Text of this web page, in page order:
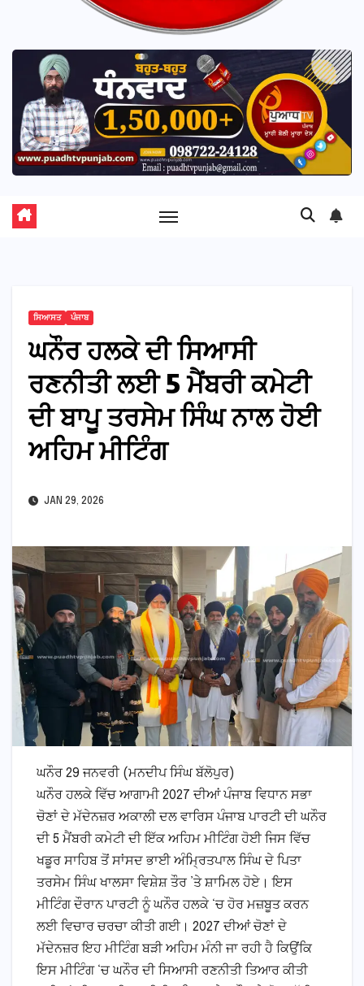
ਸਿਆਸਤ ਪੰਜਾਬ
ਘਨੌਰ ਹਲਕੇ ਦੀ ਸਿਆਸੀ
ਰਣਨੀਤੀ ਲਈ 5 ਮੈਂਬਰੀ ਕਮੇਟੀ
ਦੀ ਬਾਪੂ ਤਰਸੇਮ ਸਿੰਘ ਨਾਲ ਹੋਈ
ਅਹਿਮ ਮੀਟਿੰਗ
JAN 29, 2026
ਘਨੌਰ 29 ਜਨਵਰੀ (ਮਨਦੀਪ ਸਿੰਘ ਬੱਲੋਪੁਰ)
ਘਨੌਰ ਹਲਕੇ ਵਿੱਚ ਆਗਾਮੀ 2027 ਦੀਆਂ ਪੰਜਾਬ ਵਿਧਾਨ ਸਭਾ
ਚੋਣਾਂ ਦੇ ਮੱਦੇਨਜ਼ਰ ਅਕਾਲੀ ਦਲ ਵਾਰਿਸ ਪੰਜਾਬ ਪਾਰਟੀ ਦੀ ਘਨੌਰ
ਦੀ 5 ਮੈਂਬਰੀ ਕਮੇਟੀ ਦੀ ਇੱਕ ਅਹਿਮ ਮੀਟਿੰਗ ਹੋਈ ਜਿਸ ਵਿੱਚ
ਖਡੂਰ ਸਾਹਿਬ ਤੋਂ ਸਾਂਸਦ ਭਾਈ ਅੰਮ੍ਰਿਤਪਾਲ ਸਿੰਘ ਦੇ ਪਿਤਾ
ਤਰਸੇਮ ਸਿੰਘ ਖਾਲਸਾ ਵਿਸ਼ੇਸ਼ ਤੌਰ ’ਤੇ ਸ਼ਾਮਿਲ ਹੋਏ। ਇਸ
ਮੀਟਿੰਗ ਦੌਰਾਨ ਪਾਰਟੀ ਨੂੰ ਘਨੌਰ ਹਲਕੇ ‘ਚ ਹੋਰ ਮਜ਼ਬੂਤ ਕਰਨ
ਲਈ ਵਿਚਾਰ ਚਰਚਾ ਕੀਤੀ ਗਈ। 2027 ਦੀਆਂ ਚੋਣਾਂ ਦੇ
ਮੱਦੇਨਜ਼ਰ ਇਹ ਮੀਟਿੰਗ ਬੜੀ ਅਹਿਮ ਮੰਨੀ ਜਾ ਰਹੀ ਹੈ ਕਿਉਂਕਿ
ਇਸ ਮੀਟਿੰਗ ‘ਚ ਘਨੌਰ ਦੀ ਸਿਆਸੀ ਰਣਨੀਤੀ ਤਿਆਰ ਕੀਤੀ